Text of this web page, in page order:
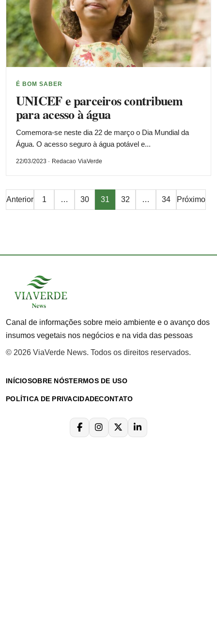
É BOM SABER
UNICEF e parceiros contribuem
para acesso à água
Comemora-se neste dia 22 de março o Dia Mundial da
Água. O acesso seguro à água potável e...
22/03/2023 · Redacao ViaVerde
Paginação
Anterior 1 … 30 31 32 … 34 Próximo
Canal de informações sobre meio ambiente e o avanço dos
insumos vegetais nos negócios e na vida das pessoas
© 2026 ViaVerde News. Todos os direitos reservados.
INÍCIOSOBRE NÓSTERMOS DE USO
POLÍTICA DE PRIVACIDADECONTATO